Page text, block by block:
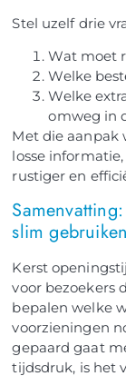
Stel uzelf drie
Wat moet
Welke
Welke
omweg in
Met die aanpak
losse
rustiger en
slim gebruiken
Kerst
voor bezoekers
bepalen welke
voorzieningen
gepaard gaat
tijdsdruk, is het